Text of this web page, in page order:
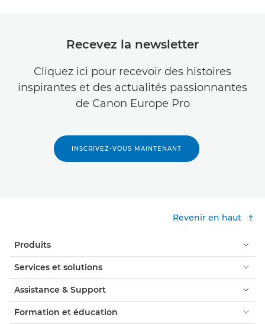
Recevez la newsletter
Cliquez ici pour recevoir des histoires
inspirantes et des actualités passionnantes
de Canon Europe Pro
INSCRIVEZ-VOUS MAINTENANT
Revenir en haut
Produits
Services et solutions
Assistance & Support
Formation et éducation